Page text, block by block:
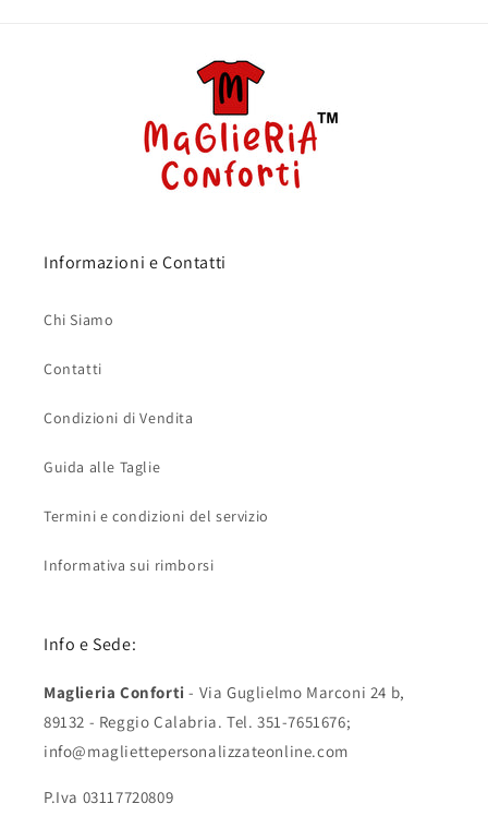
Informazioni e Contatti
Chi Siamo
Contatti
Condizioni di Vendita
Guida alle Taglie
Termini e condizioni del servizio
Informativa sui rimborsi
Info e Sede:
Maglieria Conforti - Via Guglielmo Marconi 24 b,
89132 - Reggio Calabria. Tel. 351-7651676;
info@magliettepersonalizzateonline.com
P.Iva 03117720809